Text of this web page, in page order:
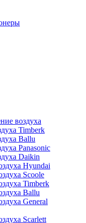
воздуха
Timberk
Ballu
Panasonic
Daikin
Hyundai
Scoole
Timberk
Ballu
General
Scarlett